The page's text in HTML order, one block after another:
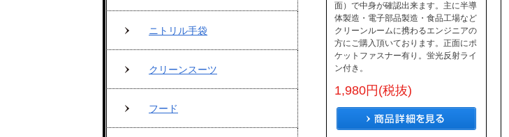
面）で中身が確認出来ます。主に半導
体製造・電子部品製造・食品工場など
クリーンルームに携わるエンジニアの
方にご購入頂いております。正面にポ
ケットファスナー有り。蛍光反射ライ
ン付き。
1,980円(税抜)
ニトリル手袋
クリーンスーツ
フード